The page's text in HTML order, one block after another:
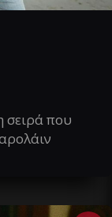
σειρά που